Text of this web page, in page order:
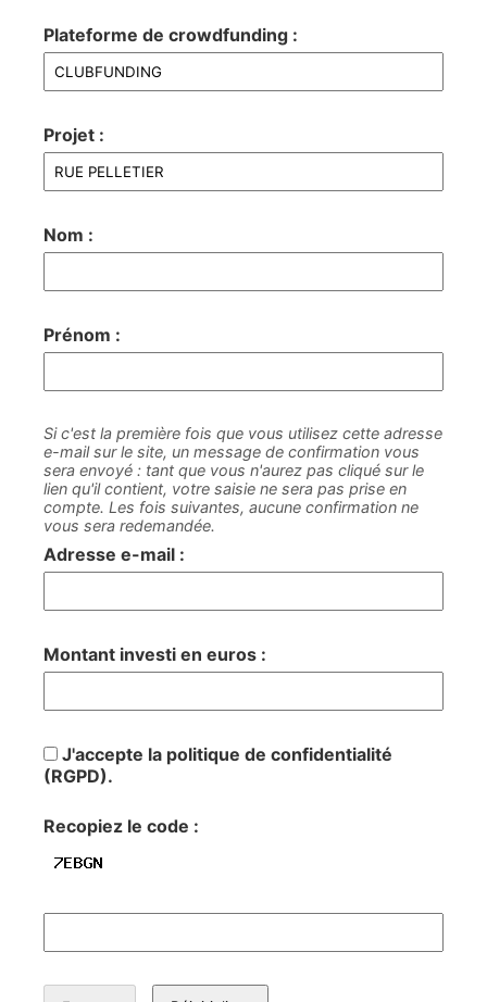
Plateforme de crowdfunding :
Projet :
Nom :
Prénom :
Si c'est la première fois que vous utilisez cette adresse
e-mail sur le site, un message de confirmation vous
sera envoyé : tant que vous n'aurez pas cliqué sur le
lien qu'il contient, votre saisie ne sera pas prise en
compte. Les fois suivantes, aucune confirmation ne
vous sera redemandée.
Adresse e-mail :
Montant investi en euros :
J'accepte la politique de confidentialité
(RGPD).
Recopiez le code :